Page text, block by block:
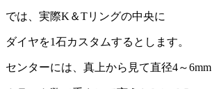
では、実際K ＆Tリングの中央に
ダイヤを1石カスタムするとします。
センターには、真上から見て直径4～6mm